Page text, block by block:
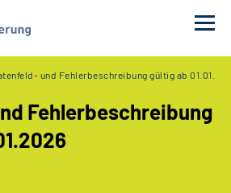
und Fehlerbeschreibung gültig ab
Fehlerbeschreibung